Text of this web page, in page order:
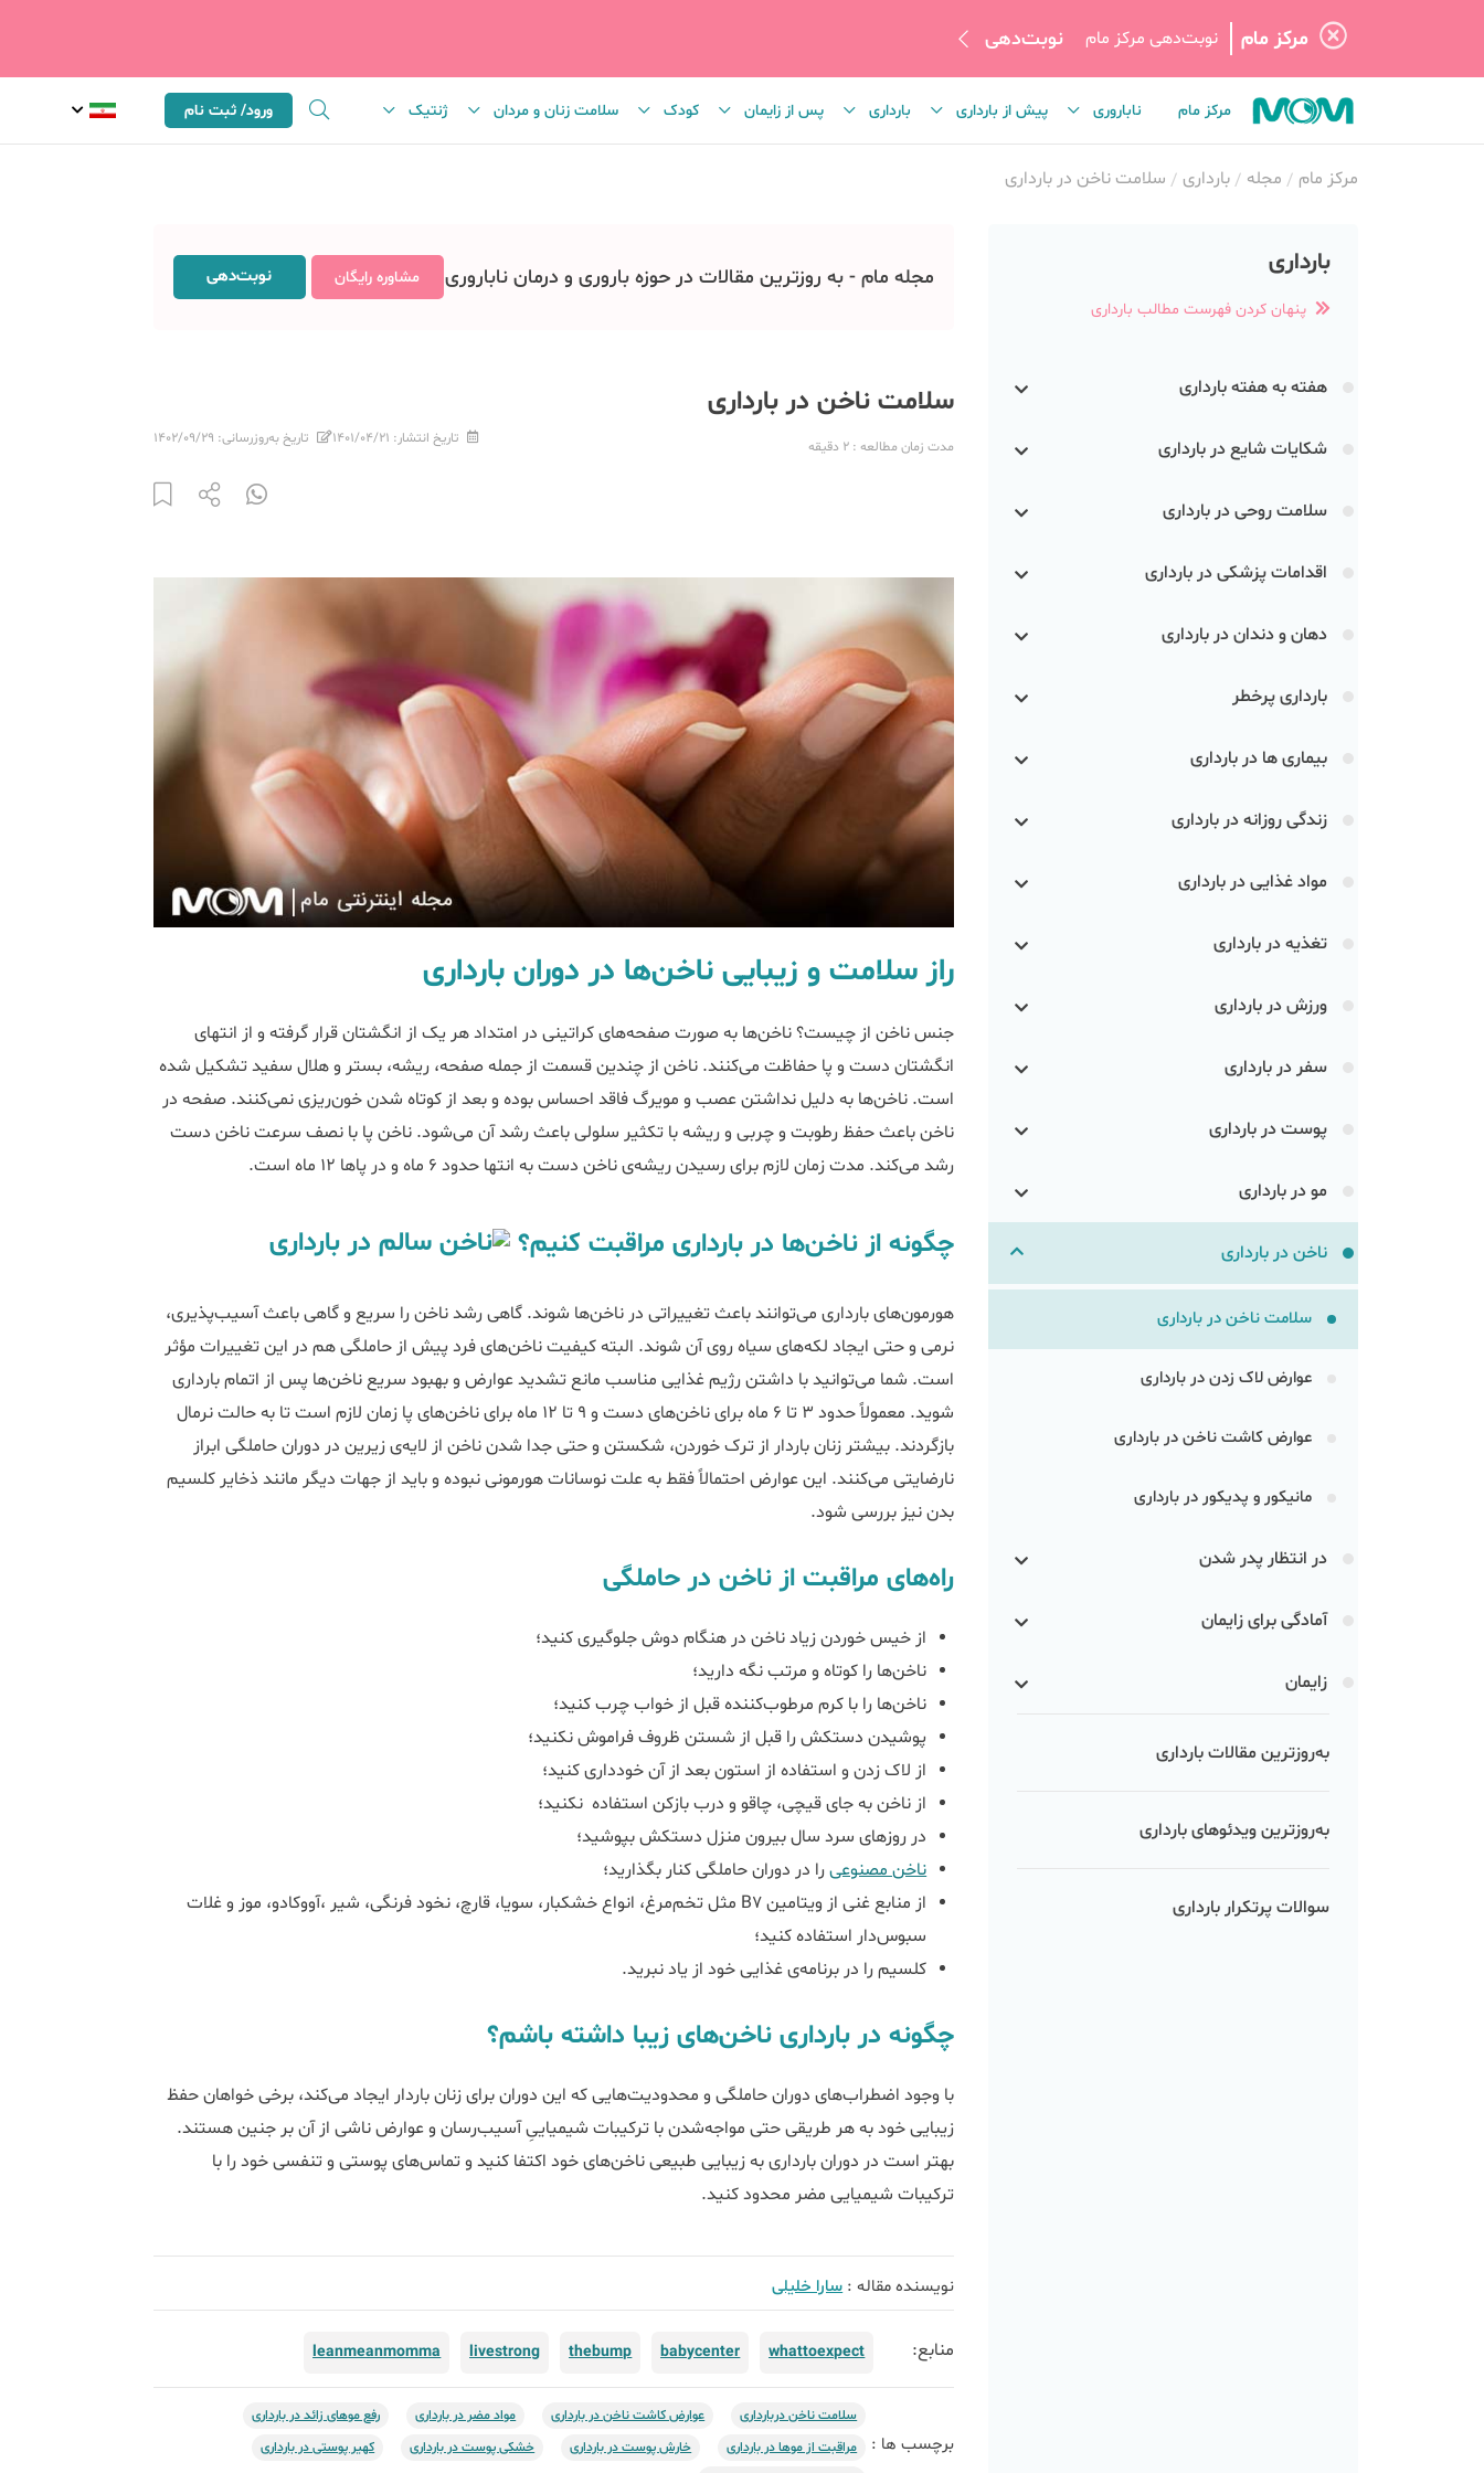
مرکز مام نوبت‌دهی مرکز مام نوبت‌دهی
مرکز مام ناباروری پیش از بارداری بارداری پس از زایمان کودک سلامت زنان و مردان ژنتیک ورود/ ثبت نام
مرکز مام مجله بارداری سلامت ناخن در بارداری
بارداری
پنهان کردن فهرست مطالب بارداری
هفته به هفته بارداری
شکایات شایع در بارداری
سلامت روحی در بارداری
اقدامات پزشکی در بارداری
دهان و دندان در بارداری
بارداری پرخطر
بیماری ها در بارداری
زندگی روزانه در بارداری
مواد غذایی در بارداری
تغذیه در بارداری
ورزش در بارداری
سفر در بارداری
پوست در بارداری
مو در بارداری
ناخن در بارداری
سلامت ناخن در بارداری
عوارض لاک زدن در بارداری
عوارض کاشت ناخن در بارداری
مانیکور و پدیکور در بارداری
در انتظار پدر شدن
آمادگی برای زایمان
زایمان
به‌روزترین مقالات بارداری
به‌روزترین ویدئوهای بارداری
سوالات پرتکرار بارداری
مجله مام - به روزترین مقالات در حوزه باروری و درمان ناباروری مشاوره رایگان نوبت‌دهی
سلامت ناخن در بارداری
مدت زمان مطالعه: 2 دقیقه تاریخ انتشار: ۱۴۰۱/۰۴/۲۱ تاریخ به‌روزرسانی: ۱۴۰۲/۰۹/۲۹
راز سلامت و زیبایی ناخن‌ها در دوران بارداری
جنس ناخن از چیست؟ ناخن‌ها به صورت صفحه‌های کراتینی در امتداد هر یک از انگشتان قرار گرفته و از انتهای
انگشتان دست و پا حفاظت می‌کنند. ناخن از چندین قسمت از جمله صفحه، ریشه، بستر و هلال سفید تشکیل شده
است. ناخن‌ها به دلیل نداشتن عصب و مویرگ فاقد احساس بوده و بعد از کوتاه شدن خون‌ریزی نمی‌کنند. صفحه در
ناخن باعث حفظ رطوبت و چربی و ریشه‌ با تکثیر سلولی باعث رشد آن می‌شود. ناخن پا با نصف سرعت ناخن دست
رشد می‌کند. مدت زمان لازم برای رسیدن ریشه‌ی ناخن دست به انتها حدود 6 ماه و در پاها 12 ماه است.
چگونه از ناخن‌ها در بارداری مراقبت کنیم؟
هورمون‌های بارداری می‌توانند باعث تغییراتی در ناخن‌ها شوند. گاهی رشد ناخن را سریع و گاهی باعث آسیب‌پذیری،
نرمی و حتی ایجاد لکه‌های سیاه روی آن شوند. البته کیفیت ناخن‌های فرد پیش از حاملگی هم در این تغییرات مؤثر
است. شما می‌توانید با داشتن رژیم غذایی مناسب مانع تشدید عوارض و بهبود سریع‌ ناخن‌ها پس از اتمام بارداری
شوید. معمولاً حدود 3 تا 6 ماه برای ناخن‌های دست و 9 تا 12 ماه برای ناخن‌های پا زمان لازم است تا به حالت نرمال
بازگردند. بیشتر زنان باردار از ترک خوردن، شکستن و حتی جدا شدن ناخن از لایه‌ی زیرین در دوران حاملگی ابراز
نارضایتی می‌کنند. این عوارض احتمالاً فقط به علت نوسانات هورمونی نبوده و باید از جهات دیگر مانند ذخایر کلسیم
بدن نیز بررسی شود.
راه‌های مراقبت از ناخن در حاملگی
از خیس خوردن زیاد ناخن در هنگام دوش جلوگیری کنید؛
ناخن‌ها را کوتاه و مرتب نگه دارید؛
ناخن‌ها را با کرم مرطوب‌کننده قبل از خواب چرب کنید؛
پوشیدن دستکش را قبل از شستن ظروف فراموش نکنید؛
از لاک زدن و استفاده از استون بعد از آن خودداری کنید؛
از ناخن به جای قیچی، چاقو و درب بازکن استفاده نکنید؛
در روزهای سرد سال بیرون منزل دستکش بپوشید؛
ناخن مصنوعیرا در دوران حاملگی کنار بگذارید؛
از منابع غنی از ویتامین B7 مثل تخم‌مرغ، انواع خشکبار، سویا، قارچ، نخود فرنگی، شیر ،آووکادو، موز و غلات
سبوس‌دار استفاده کنید؛
کلسیم را در برنامه‌ی غذایی خود از یاد نبرید.
چگونه در بارداری ناخن‌های زیبا داشته باشم؟
با وجود اضطراب‌های دوران حاملگی و محدودیت‌هایی که این دوران برای زنان باردار ایجاد می‌کند، برخی خواهان حفظ
زیبایی خود به هر طریقی حتی مواجه‌شدن با ترکیبات شیمیاییِ آسیب‌رسان و عوارض ناشی از آن بر جنین هستند.
بهتر است در دوران بارداری به زیبایی طبیعی ناخن‌های خود اکتفا کنید و تماس‌های پوستی و تنفسی خود را با
ترکیبات شیمیایی مضر محدود کنید.
نویسنده مقاله :سارا خلیلی
منابع: whattoexpect
babycenter
thebump
livestrong
leanmeanmomma
برچسب ها :
سلامت ناخن دربارداری عوارض کاشت ناخن در بارداری مواد مضر در بارداری
رفع موهای زائد در بارداری
مراقبت از موها در بارداری
خارش پوست در بارداری خشکی پوست در بارداری
کهیر پوستی در بارداری